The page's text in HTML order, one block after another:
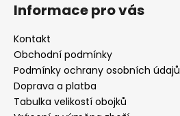
Informace pro vás
Kontakt
Obchodní podmínky
Podmínky ochrany osobních údajů
Doprava a platba
Tabulka velikostí obojků